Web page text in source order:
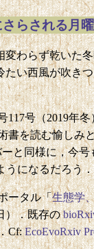
らされる月曜
わらず乾いた
たい西風が吹き
117号（2019年
書を読む愉し
と同様に，今号
うになるだろう．
ータル「生態学
）．既存の
Cf:EcoEvoRxiv